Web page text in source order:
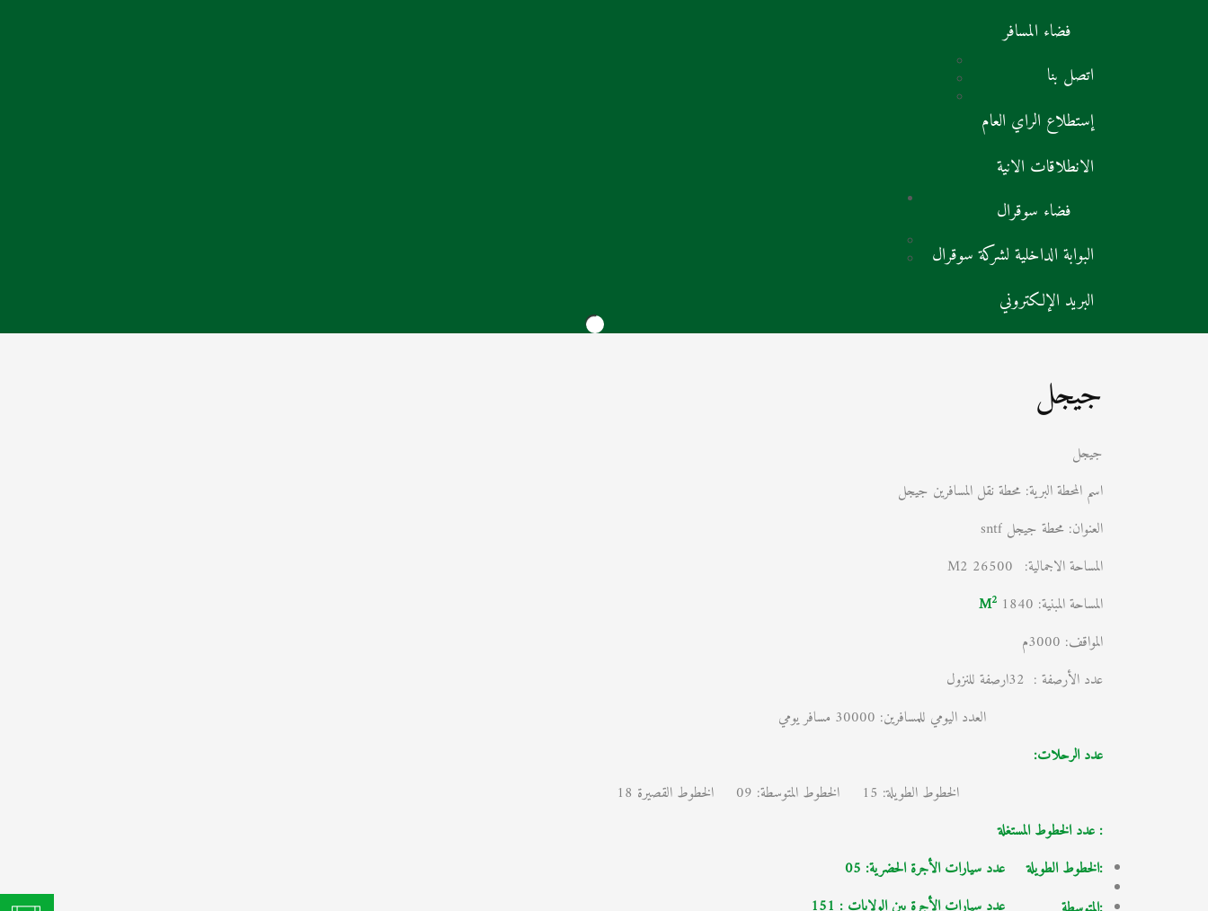
فضاء المسافر
اتصل بنا
إستطلاع الراي العام
الانطلاقات الانية
فضاء سوقرال
البوابة الداخلية لشركة سوقرال
البريد الإلكتروني
جيجل
جيجل
اسم المحطة البرية: محطة نقل المسافرين جيجل
العنوان: محطة جيجل sntf
المساحة الاجمالية: 26500 M2
المساحة المبنية: 1840
2
المواقف: 3000م
عدد الأرصفة : 32ارصفة للنزول
العدد اليومي للمسافرين: 30000 مسافر يومي
عدد الرحلات:
الخطوط الطويلة: 15 الخطوط المتوسطة: 09 الخطوط القصيرة 18
: عدد الخطوط المستغلة
:الخطوط الطويلة
عدد سيارات الأجرة الحضرية: 05